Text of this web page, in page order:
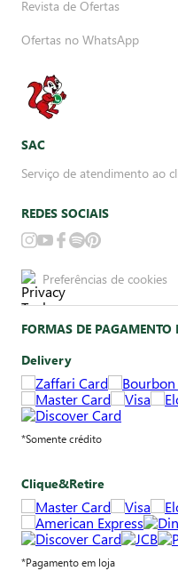
Revista de Ofertas
Ofertas no WhatsApp
SAC
Serviço de atendimento ao
REDES SOCIAIS
Preferências de cookies
FORMAS DE PAGAMENTO
Delivery
*Somente crédito
Clique&Retire
*Pagamento em loja